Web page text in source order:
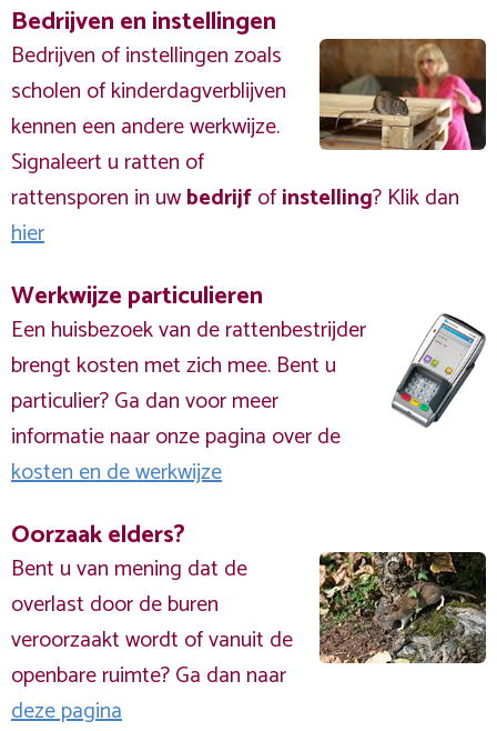
Bedrijven en instellingen
Bedrijven of instellingen zoals
scholen of kinderdagverblijven
kennen een andere werkwijze.
Signaleert u ratten of
rattensporen in uwbedrijfofinstelling? Klik dan
hier
Werkwijze particulieren
Een huisbezoek van de rattenbestrijder
brengt kosten met zich mee. Bent u
particulier? Ga dan voor meer
informatie naar onze pagina over de
kosten en de werkwijze
Oorzaak elders?
Bent u van mening dat de
overlast door de buren
veroorzaakt wordt of vanuit de
openbare ruimte? Ga dan naar
deze pagina